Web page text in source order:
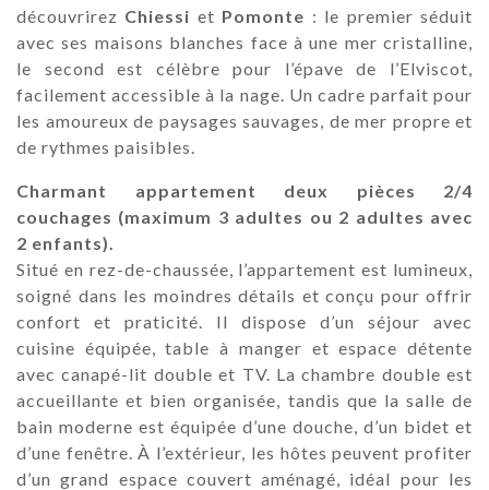
découvrirez Chiessi et Pomonte : le premier séduit
avec ses maisons blanches face à une mer cristalline,
le second est célèbre pour l’épave de l’Elviscot,
facilement accessible à la nage. Un cadre parfait pour
les amoureux de paysages sauvages, de mer propre et
de rythmes paisibles.
Charmant appartement deux pièces 2/4
couchages (maximum 3 adultes ou 2 adultes avec
2 enfants).
Situé en rez-de-chaussée, l’appartement est lumineux,
soigné dans les moindres détails et conçu pour offrir
confort et praticité. Il dispose d’un séjour avec
cuisine équipée, table à manger et espace détente
avec canapé-lit double et TV. La chambre double est
accueillante et bien organisée, tandis que la salle de
bain moderne est équipée d’une douche, d’un bidet et
d’une fenêtre. À l’extérieur, les hôtes peuvent profiter
d’un grand espace couvert aménagé, idéal pour les